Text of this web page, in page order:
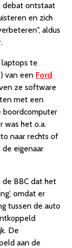
debat ontstaat
en zich
aldus
laptops te
van een Ford
ze software
met een
boordcomputer
was het o.a.
naar rechts of
eigenaar
BBC dat het
omdat er
tussen de auto
De
aan de